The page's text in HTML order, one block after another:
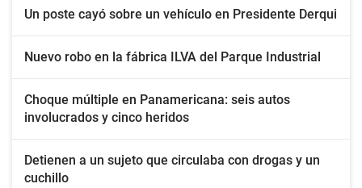
Un poste cayó sobre un vehículo en Presidente Derqui
Nuevo robo en la fábrica ILVA del Parque Industrial
Choque múltiple en Panamericana: seis autos
involucrados y cinco heridos
Detienen a un sujeto que circulaba con drogas y un
cuchillo